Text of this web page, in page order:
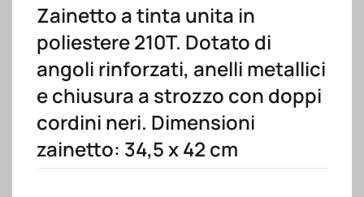
Zainetto a tinta unita in
poliestere 210T. Dotato di
angoli rinforzati, anelli metallici
e chiusura a strozzo con doppi
cordini neri. Dimensioni
zainetto: 34,5 x 42 cm